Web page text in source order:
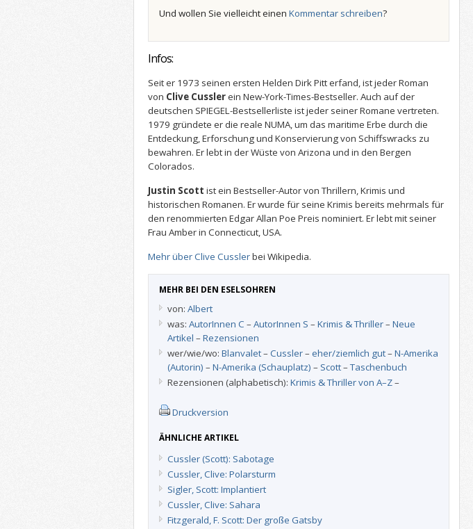
Und wollen Sie vielleicht einen Kommentar schreiben?
Infos:
Seit er 1973 seinen ersten Helden Dirk Pitt erfand, ist jeder Roman
von Clive Cusslerein New-York-Times-Bestseller. Auch auf der
deutschen SPIEGEL-Bestsellerliste ist jeder seiner Romane vertreten.
1979 gründete er die reale NUMA, um das maritime Erbe durch die
Entdeckung, Erforschung und Konservierung von Schiffswracks zu
bewahren. Er lebt in der Wüste von Arizona und in den Bergen
Colorados.
Justin Scott ist ein Bestseller-Autor von Thrillern, Krimis und
historischen Romanen. Er wurde für seine Krimis bereits mehrmals für
den renommierten Edgar Allan Poe Preis nominiert. Er lebt mit seiner
Frau Amber in Connecticut, USA.
Mehr über Clive Cusslerbei Wikipedia.
MEHR BEI DEN ESELSOHREN
von: Albert
was: AutorInnen C – AutorInnen S – Krimis & Thriller– Neue
Artikel – Rezensionen
wer/wie/wo: Blanvalet– Cussler– eher/ziemlich gut– N-Amerika
(Autorin) – N-Amerika (Schauplatz) – Scott–Taschenbuch
Rezensionen (alphabetisch): Krimis & Thriller von A–Z–
Druckversion
ÄHNLICHE ARTIKEL
Cussler (Scott): Sabotage
Cussler, Clive: Polarsturm
Sigler, Scott: Implantiert
Cussler, Clive: Sahara
Fitzgerald, F. Scott: Der große Gatsby